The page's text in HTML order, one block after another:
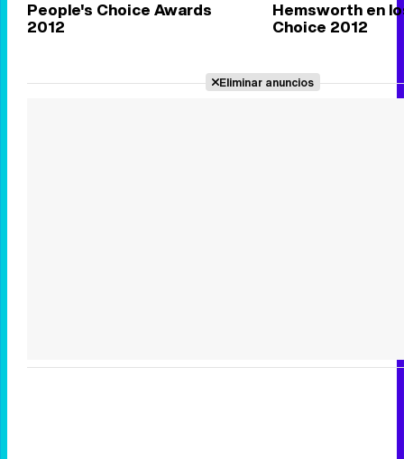
People's Choice Awards
2012
Hemsworth en
Choice 2012
Eliminar anuncios